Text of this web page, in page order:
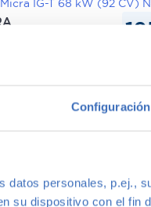
datos personales, p.ej.,
su dispositivo con el fin